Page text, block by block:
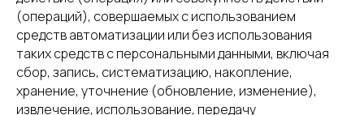
(операций), совершаемых с использованием
средств автоматизации или без использования
таких средств с персональными данными, включая
сбор, запись, систематизацию, накопление,
хранение, уточнение (обновление, изменение),
извлечение, использование, передачу